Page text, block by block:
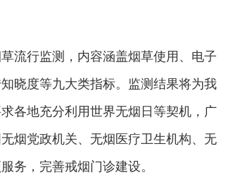
流行监测，内容涵盖烟草使用、电子
晓度等九大类指标。监测结果将为我
各地充分利用世界无烟日等契机，广
烟党政机关、无烟医疗卫生机构、无
务，完善戒烟门诊建设。